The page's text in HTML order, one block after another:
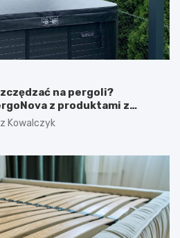
na pergoli?
z produktami z
Kowalczyk